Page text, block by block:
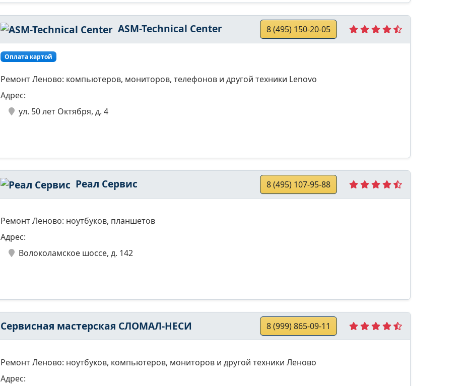
ASM-Technical Center 8 (495) 150-20-05
Оплата картой
Ремонт Леново: компьютеров, мониторов, телефонов и другой техники Lenovo
Адрес:
ул. 50 лет Октября, д. 4
Реал Сервис 8 (495) 107-95-88
Ремонт Леново: ноутбуков, планшетов
Адрес:
Волоколамское шоссе, д. 142
Сервисная мастерская СЛОМАЛ-НЕСИ 8 (999) 865-09-11
Ремонт Леново: ноутбуков, компьютеров, мониторов и другой техники Леново
Адрес: